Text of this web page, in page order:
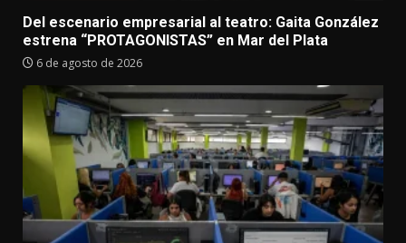
Del escenario empresarial al teatro: Gaita González
estrena “PROTAGONISTAS” en Mar del Plata
6 de agosto de 2026